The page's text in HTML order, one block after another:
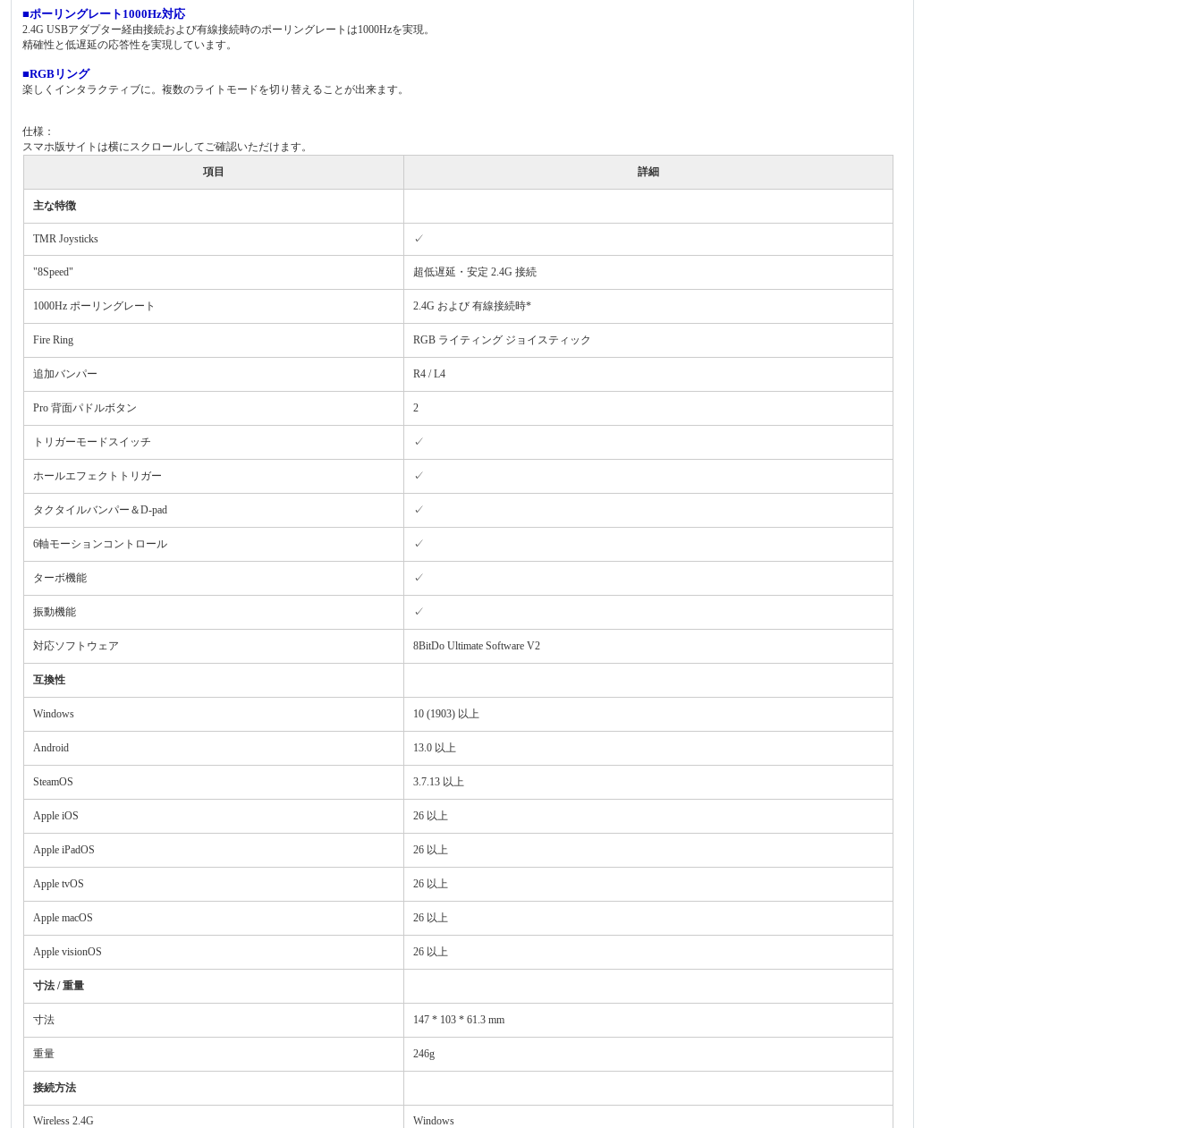
■ポーリングレート1000Hz対応
2.4G USBアダプター経由接続および有線接続時のポーリングレートは1000Hzを実現。
精確性と低遅延の応答性を実現しています。
■RGBリング
楽しくインタラクティブに。複数のライトモードを切り替えることが出来ます。
仕様：
スマホ版サイトは横にスクロールしてご確認いただけます。
項目
詳細
主な特徴
TMR Joysticks ✓
"8Speed" 超低遅延・安定 2.4G 接続
1000Hz ポーリングレート 2.4G および 有線接続時*
Fire Ring RGB ライティング ジョイスティック
追加バンパー R4 / L4
Pro 背面パドルボタン 2
トリガーモードスイッチ ✓
ホールエフェクトトリガー ✓
タクタイルバンパー＆D-pad ✓
6軸モーションコントロール ✓
ターボ機能 ✓
振動機能 ✓
対応ソフトウェア 8BitDo Ultimate Software V2
互換性
Windows 10 (1903) 以上
Android 13.0 以上
SteamOS 3.7.13 以上
Apple iOS 26 以上
Apple iPadOS 26 以上
Apple tvOS 26 以上
Apple macOS 26 以上
Apple visionOS 26 以上
寸法 / 重量
寸法 147 * 103 * 61.3 mm
重量 246g
接続方法
Wireless 2.4G Windows